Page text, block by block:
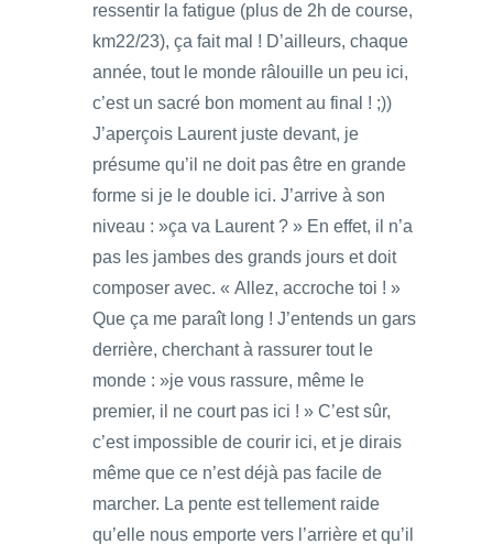
ressentir la fatigue (plus de 2h de course,
km22/23), ça fait mal ! D’ailleurs, chaque
année, tout le monde râlouille un peu ici,
c’est un sacré bon moment au final ! ;))
J’aperçois Laurent juste devant, je
présume qu’il ne doit pas être en grande
forme si je le double ici. J’arrive à son
niveau : »ça va Laurent ? » En effet, il n’a
pas les jambes des grands jours et doit
composer avec. « Allez, accroche toi ! »
Que ça me paraît long ! J’entends un gars
derrière, cherchant à rassurer tout le
monde : »je vous rassure, même le
premier, il ne court pas ici ! » C’est sûr,
c’est impossible de courir ici, et je dirais
même que ce n’est déjà pas facile de
marcher. La pente est tellement raide
qu’elle nous emporte vers l’arrière et qu’il